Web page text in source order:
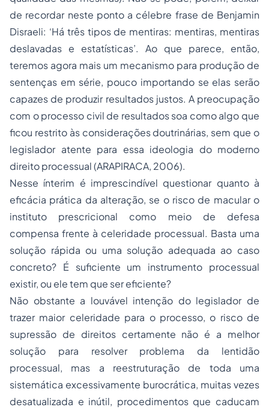
de recordar neste ponto a célebre frase de Benjamin
Disraeli: ‘Há três tipos de mentiras: mentiras, mentiras
deslavadas e estatísticas’. Ao que parece, então,
teremos agora mais um mecanismo para produção de
sentenças em série, pouco importando se elas serão
capazes de produzir resultados justos. A preocupação
com oprocesso civil de resultadossoa como algo que
ficou restrito às considerações doutrinárias, sem que o
legislador atente para essa ideologia do moderno
direito processual (ARAPIRACA, 2006).
Nesse ínterim é imprescindível questionar quanto à
eficácia prática da alteração, se o risco de macular o
instituto prescricional como meio de defesa
compensa frente à celeridade processual. Basta uma
solução rápida ou uma solução adequada ao caso
concreto? É suficiente um instrumento processual
existir, ou ele tem que ser eficiente?
Não obstante a louvável intenção do legislador de
trazer maior celeridade para o processo, o risco de
supressão de direitos certamente não é a melhor
solução para resolver problema da lentidão
processual, mas a reestruturação de toda uma
sistemática excessivamente burocrática, muitas vezes
desatualizada e inútil, procedimentos que caducam